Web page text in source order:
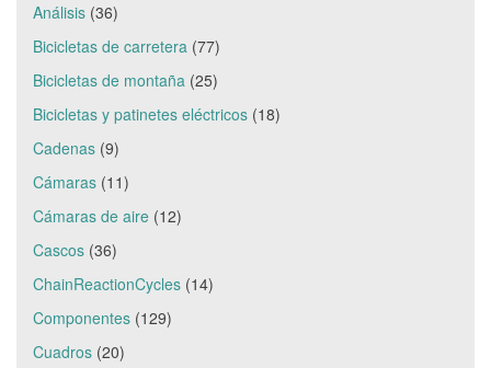
Análisis (36)
Bicicletas de carretera (77)
Bicicletas de montaña (25)
Bicicletas y patinetes eléctricos (18)
Cadenas (9)
Cámaras (11)
Cámaras de aire (12)
Cascos (36)
ChainReactionCycles (14)
Componentes (129)
Cuadros (20)